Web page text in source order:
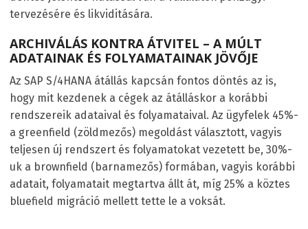
tervezésére és likviditására.
ARCHIVÁLÁS KONTRA ÁTVITEL – A MÚLT
ADATAINAK ÉS FOLYAMATAINAK JÖVŐJE
Az SAP S/4HANA átállás kapcsán fontos döntés az is,
hogy mit kezdenek a cégek az átálláskor a korábbi
rendszereik adataival és folyamataival. Az ügyfelek 45%-
a greenfield (zöldmezős) megoldást választott, vagyis
teljesen új rendszert és folyamatokat vezetett be, 30%-
uk a brownfield (barnamezős) formában, vagyis korábbi
adatait, folyamatait megtartva állt át, míg 25% a köztes
bluefield migráció mellett tette le a voksát.